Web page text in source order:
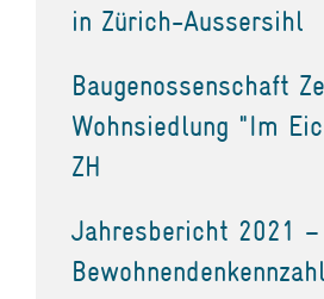
in Zürich-Aussersihl
Baugenossenschaft
Wohnsiedlung "Im
ZH
Jahresbericht 2021